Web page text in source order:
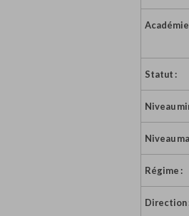
Académie
Statut :
Niveau
Niveau
Régime :
Direction